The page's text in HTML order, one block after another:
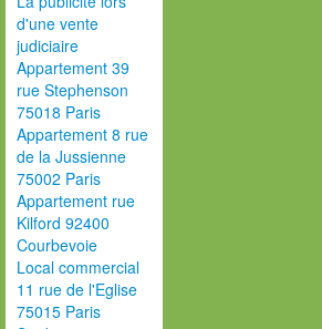
d'une vente
judiciaire
Appartement 39
rue Stephenson
75018 Paris
Appartement 8 rue
de la Jussienne
75002 Paris
Appartement rue
Kilford 92400
Courbevoie
Local commercial
11 rue de l'Eglise
75015 Paris